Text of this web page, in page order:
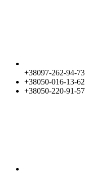
+38097-262-94-73
+38050-016-13-62
+38050-220-91-57